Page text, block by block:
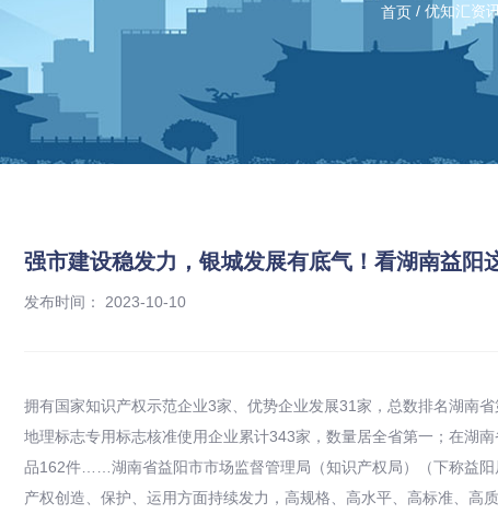
首页 / 优知汇资
强市建设稳发力，银城发展有底气！看湖南益阳
发布时间： 2023-10-10
拥有国家知识产权示范企业3家、优势企业发展31家，总数排名湖南
地理标志专用标志核准使用企业累计343家，数量居全省第一；在湖
品162件……湖南省益阳市市场监督管理局（知识产权局）（下称益
产权创造、保护、运用方面持续发力，高规格、高水平、高标准、高